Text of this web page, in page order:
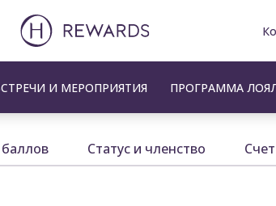
И МЕРОПРИЯТИЯ ПРОГРАММА
Статус и членство Счет